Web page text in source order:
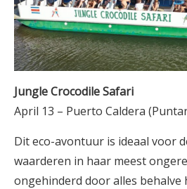
Jungle Crocodile Safari
April 13 – Puerto Caldera
Dit eco-avontuur is ideaal voor
waarderen in haar meest
ongehinderd door alles behalve